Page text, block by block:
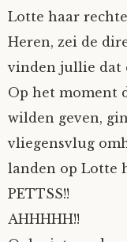
Lotte haar
Heren, zei de
vinden jullie dat
Op het moment
wilden geven,
vliegensvlug
landen op Lotte
PETTSS!!
AHHHHH!!